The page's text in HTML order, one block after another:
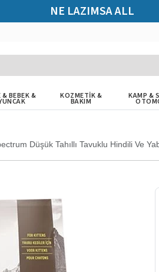
NE LAZIMSA ALL
& BEBEK & KOZMETİK &
BAKIM
KAMP &
Düşük Tahıllı Tavuklu Hindili Ve